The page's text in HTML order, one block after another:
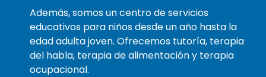
Además, somos un centro de servicios
educativos para niños desde un año hasta la
edad adulta joven. Ofrecemos tutoría, terapia
del habla, terapia de alimentación y terapia
ocupacional.